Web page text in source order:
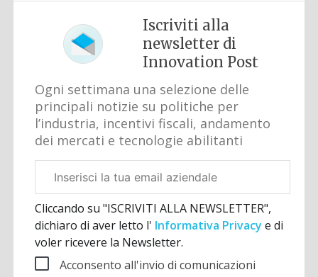
Iscriviti alla
newsletter di
Innovation Post
Ogni settimana una selezione delle
principali notizie su politiche per
l’industria, incentivi fiscali, andamento
dei mercati e tecnologie abilitanti
aziendale
Cliccando su "ISCRIVITI ALLA NEWSLETTER",
dichiaro di aver letto l' Informativa Privacye di
voler ricevere la Newsletter.
Acconsento all'invio di comunicazioni